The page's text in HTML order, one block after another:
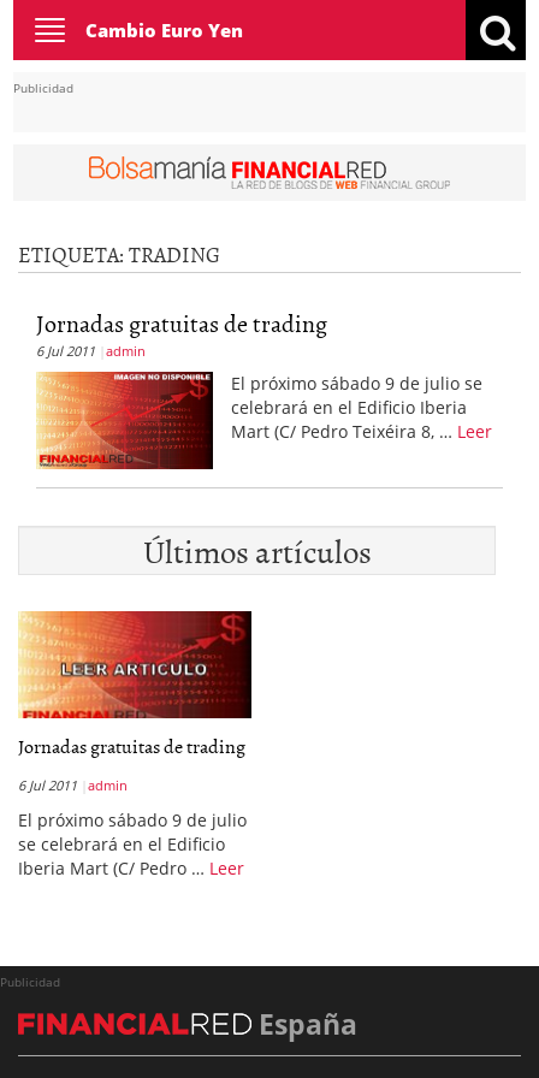
Toggle
navigation
Cambio Euro Yen
Publicidad
ETIQUETA:TRADING
Jornadas gratuitas de trading
6 Jul 2011 admin
El próximo sábado 9 de julio se
celebrará en el Edificio Iberia
Mart (C/ Pedro Teixéira 8, … Leer
Últimos artículos
Jornadas gratuitas de trading
6 Jul 2011 admin
El próximo sábado 9 de julio
se celebrará en el Edificio
Iberia Mart (C/ Pedro … Leer
Publicidad
España